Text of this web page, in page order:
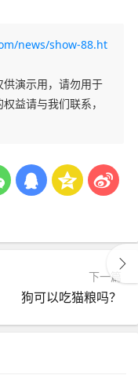
news/show-88.ht
演示用，请勿用于
益请与我们联系，
下一篇
狗可以吃猫粮吗？